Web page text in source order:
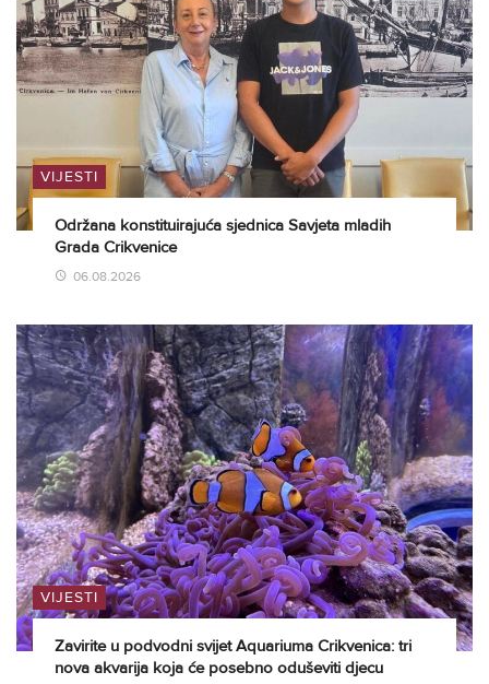
VIJESTI
Održana konstituirajuća sjednica Savjeta mladih
Grada Crikvenice
06.08.2026
VIJESTI
Zavirite u podvodni svijet Aquariuma Crikvenica: tri
nova akvarija koja će posebno oduševiti djecu